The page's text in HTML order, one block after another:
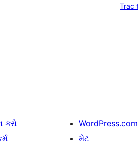
Trac
કરો
WordPress.com
મેટ